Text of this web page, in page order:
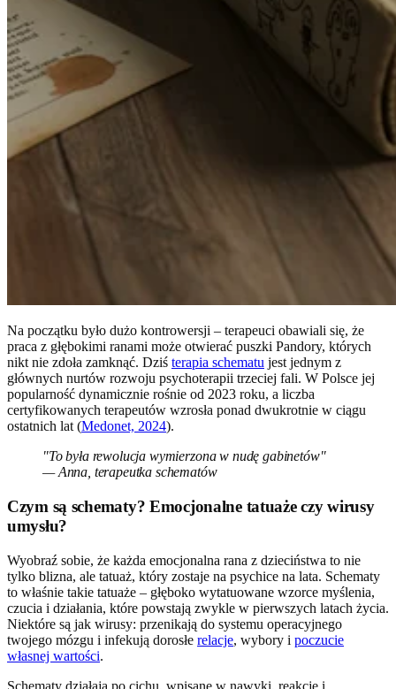
Na początku było dużo kontrowersji – terapeuci obawiali się, że
praca z głębokimi ranami może otwierać puszki Pandory, których
nikt nie zdoła zamknąć. Dziś terapia schematu jest jednym z
głównych nurtów rozwoju psychoterapii trzeciej fali. W Polsce jej
popularność dynamicznie rośnie od 2023 roku, a liczba
certyfikowanych terapeutów wzrosła ponad dwukrotnie w ciągu
ostatnich lat (Medonet, 2024).
"To była rewolucja wymierzona w nudę gabinetów"
— Anna, terapeutka schematów
Czym są schematy? Emocjonalne tatuaże czy wirusy
umysłu?
Wyobraź sobie, że każda emocjonalna rana z dzieciństwa to nie
tylko blizna, ale tatuaż, który zostaje na psychice na lata. Schematy
to właśnie takie tatuaże – głęboko wytatuowane wzorce myślenia,
czucia i działania, które powstają zwykle w pierwszych latach życia.
Niektóre są jak wirusy: przenikają do systemu operacyjnego
twojego mózgu i infekują dorosłe relacje, wybory i poczucie
własnej wartości.
Schematy działają po cichu, wpisane w nawyki, reakcje i